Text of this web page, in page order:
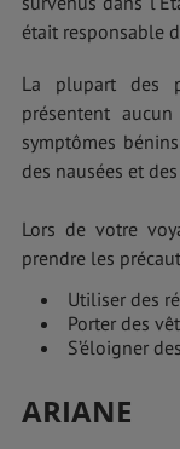
était responsable
La plupart des
présentent
symptômes
des nausées et
Lors de votre
prendre les
Utiliser des
Porter des
S’éloigner
ARIANE